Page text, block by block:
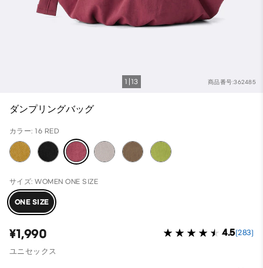
商品番号:362485
1 13
ダンプリングバッグ
カラー: 16 RED
サイズ: WOMEN ONE SIZE
ONE SIZE
¥1,990 4.5(283)
ユニセックス